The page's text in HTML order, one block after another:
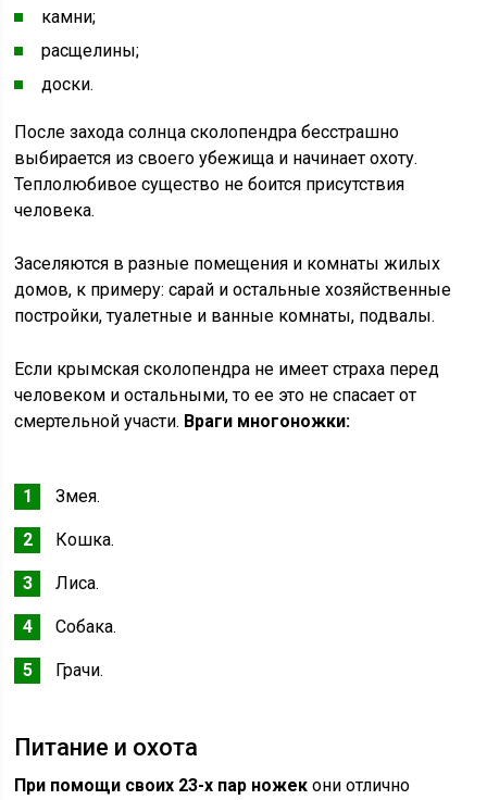
камни;
расщелины;
доски.
После захода солнца сколопендра бесстрашно
выбирается из своего убежища и начинает охоту.
Теплолюбивое существо не боится присутствия
человека.
Заселяются в разные помещения и комнаты жилых
домов, к примеру: сарай и остальные хозяйственные
постройки, туалетные и ванные комнаты, подвалы.
Если крымская сколопендра не имеет страха перед
человеком и остальными, то ее это не спасает от
смертельной участи. Враги многоножки:
Змея.
Кошка.
Лиса.
Собака.
Грачи.
Питание и охота
При помощи своих 23-х пар ножек они отлично